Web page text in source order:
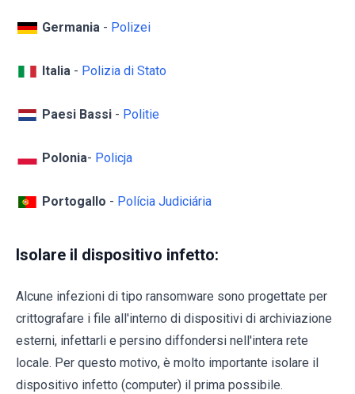
Germania - Polizei
Italia - Polizia di Stato
Paesi Bassi - Politie
Polonia- Policja
Portogallo - Polícia Judiciária
Isolare il dispositivo infetto:
Alcune infezioni di tipo ransomware sono progettate per
crittografare i file all'interno di dispositivi di archiviazione
esterni, infettarli e persino diffondersi nell'intera rete
locale. Per questo motivo, è molto importante isolare il
dispositivo infetto (computer) il prima possibile.